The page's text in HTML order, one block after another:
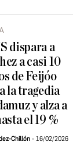
dispara a
a casi 10
de Feijóo
la tragedia
y alza a
el 19 %
Chillón 16/02/2026